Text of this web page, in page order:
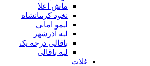
ماش اعلا
نخود کرمانشاه
لیمو امانی
لپه آذرشهر
باقالی درجه یک
لپه باقالی
غلات